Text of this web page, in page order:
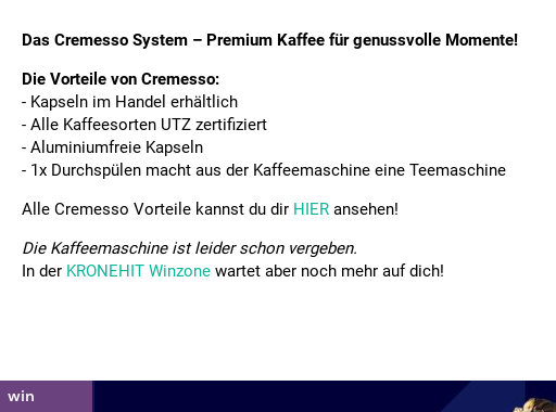
Das Cremesso System – Premium Kaffee für genussvolle Momente!
Die Vorteile von Cremesso:
- Kapseln im Handel erhältlich
- Alle Kaffeesorten UTZ zertifiziert
- Aluminiumfreie Kapseln
- 1x Durchspülen macht aus der Kaffeemaschine eine Teemaschine
Alle Cremesso Vorteile kannst du dir HIER ansehen!
Die Kaffeemaschine ist leider schon vergeben.
In der KRONEHIT Winzone wartet aber noch mehr auf dich!